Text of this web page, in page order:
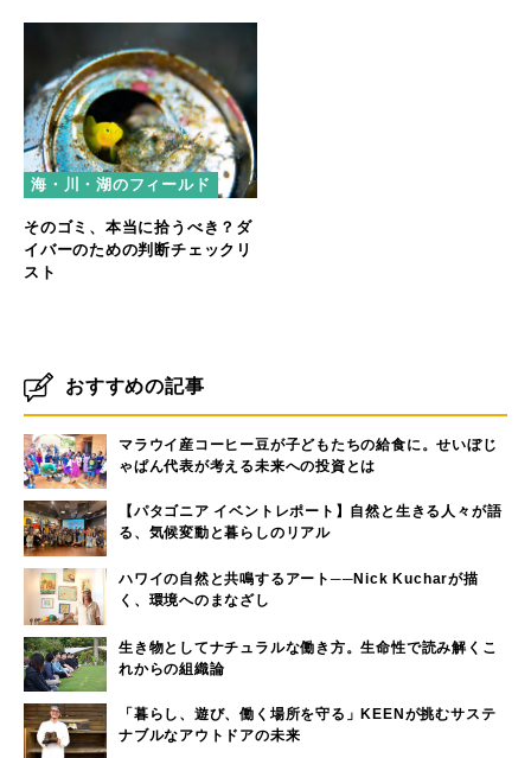
海・川・湖のフィールド
そのゴミ、本当に拾うべき？ダ
イバーのための判断チェックリ
スト
おすすめの記事
マラウイ産コーヒー豆が子どもたちの給食に。せいぼじ
ゃぱん代表が考える未来への投資とは
【パタゴニア イベントレポート】自然と生きる人々が語
る、気候変動と暮らしのリアル
ハワイの自然と共鳴するアート──Nick Kucharが描
く、環境へのまなざし
生き物としてナチュラルな働き方。生命性で読み解くこ
れからの組織論
「暮らし、遊び、働く場所を守る」KEENが挑むサステ
ナブルなアウトドアの未来